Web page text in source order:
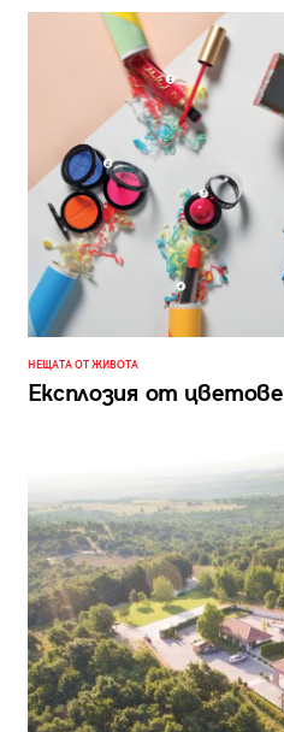
НЕЩАТА ОТ ЖИВОТА
Експлозия от цветове